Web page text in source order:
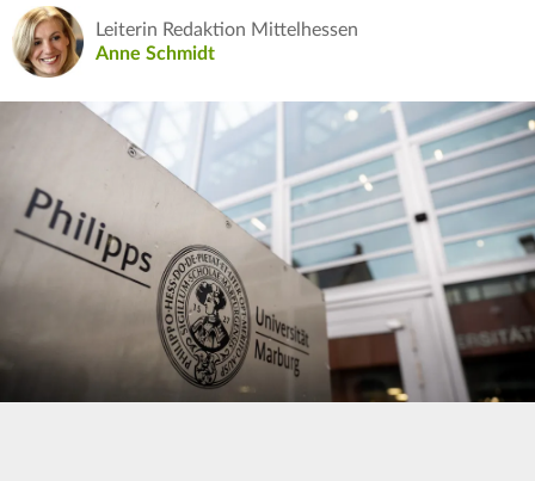
Leiterin Redaktion Mittelhessen
Anne Schmidt